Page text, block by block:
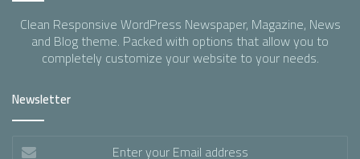
Clean Responsive WordPress Newspaper, Magazine, News
and Blog theme. Packed with options that allow you to
completely customize your website to your needs.
Newsletter
Enter